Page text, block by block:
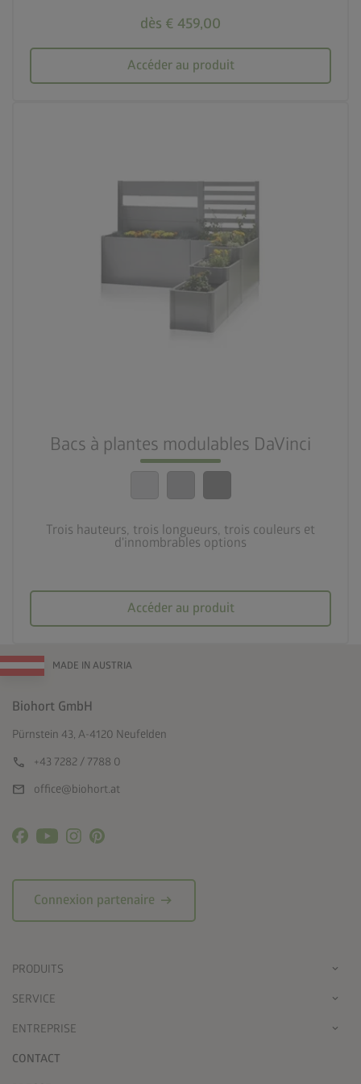
dès € 459,00
Accéder au produit
Bacs à plantes modulables DaVinci
Trois hauteurs, trois longueurs, trois couleurs et
d'innombrables options
Accéder au produit
3 couleurs
20 ans de garantie
MADE IN AUSTRIA
Biohort GmbH
Pürnstein 43, A-4120 Neufelden
call +43 7282 / 7788 0
mail office@biohort.at
Connexion partenaire arrow_right_alt
PRODUITS
SERVICE
ENTREPRISE
CONTACT